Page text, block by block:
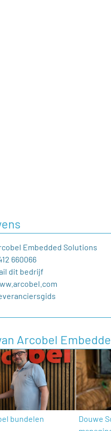
Embedded Solutions
660066
dit bedrijf
Arcobel
bundelen
Douwe